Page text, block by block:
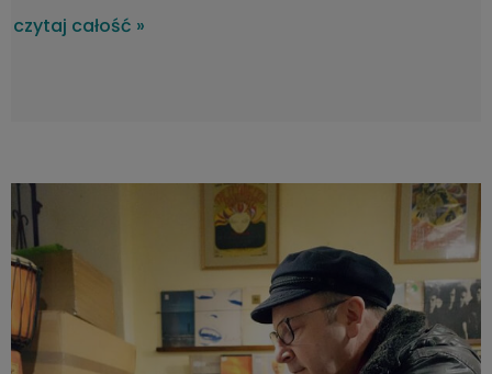
lepszego wyboru niż soul i funk — gatunki stworzone do
ciepłych wieczorów. Dziś proponujemy płyty, które dają
czytaj całość »